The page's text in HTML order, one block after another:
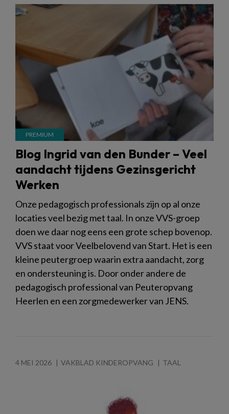
Blog Ingrid van den Bunder – Veel
aandacht tijdens Gezinsgericht
Werken
Onze pedagogisch professionals zijn op al onze
locaties veel bezig met taal. In onze VVS-groep
doen we daar nog eens een grote schep bovenop.
VVS staat voor Veelbelovend van Start. Het is een
kleine peutergroep waarin extra aandacht, zorg
en ondersteuning is. Door onder andere de
pedagogisch professional van Peuteropvang
Heerlen en een zorgmedewerker van JENS.
4 MEI 2026 VAKBLAD KINDEROPVANG TAAL